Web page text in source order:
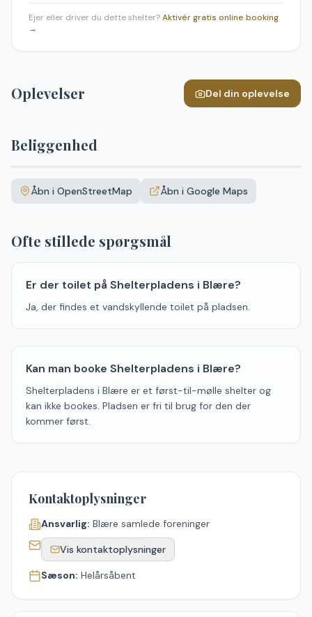
Ejer eller driver du dette shelter?Aktivér gratis online booking
→
Oplevelser Del din oplevelse
Beliggenhed
+Åbn i OpenStreetMap Åbn i Google Maps
Ofte stillede spørgsmål
Er der toilet på Shelterpladens i Blære?
Ja, der findes et vandskyllende toilet på pladsen.
Kan man booke Shelterpladens i Blære?
Shelterpladens i Blære er et først-til-mølle shelter og
kan ikke bookes. Pladsen er fri til brug for den der
kommer først.
Kontaktoplysninger
Ansvarlig: Blære samlede foreninger
Vis kontaktoplysninger
Sæson: Helårsåbent